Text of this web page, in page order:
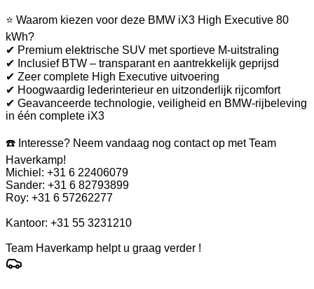
⭐ Waarom kiezen voor deze BMW iX3 High Executive 80
kWh?
✔ Premium elektrische SUV met sportieve M-uitstraling
✔ Inclusief BTW – transparant en aantrekkelijk geprijsd
✔ Zeer complete High Executive uitvoering
✔ Hoogwaardig lederinterieur en uitzonderlijk rijcomfort
✔ Geavanceerde technologie, veiligheid en BMW-rijbeleving
in één complete iX3
☎️ Interesse? Neem vandaag nog contact op met Team
Haverkamp!
Michiel: +31 6 22406079
Sander: +31 6 82793899
Roy: +31 6 57262277
Kantoor: +31 55 3231210
Team Haverkamp helpt u graag verder !